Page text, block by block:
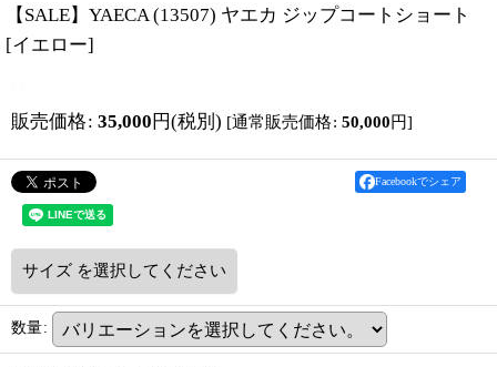
【SALE】YAECA (13507) ヤエカ ジップコートショート
[イエロー]
販売価格: 35,000 円(税別) [通常販売価格: 50,000円]
Facebookでシェア
サイズ を選択してください
数量: